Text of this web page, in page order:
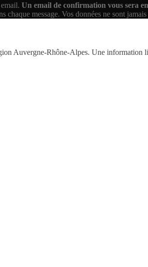
Un email de confirmation vous sera
chaque message. Vos données ne sont
Auvergne-Rhône-Alpes. Une information